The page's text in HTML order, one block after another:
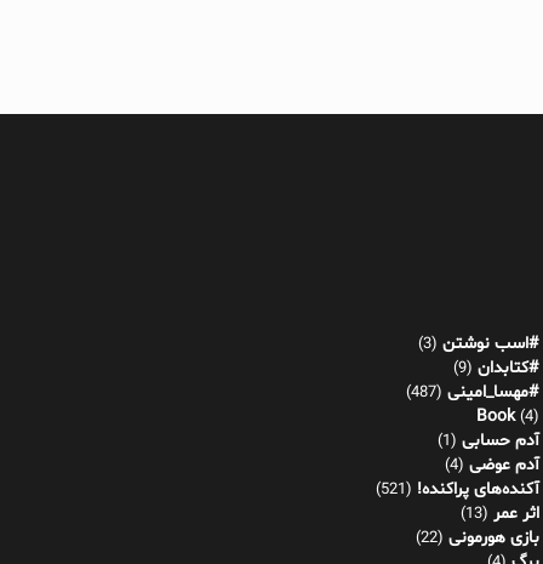
#اسب نوشتن (3)
#کتابدان (9)
#مهسا_امینی (487)
Book(4)
آدم حسابی (1)
آدم عوضی (4)
آکنده‌های پراکنده! (521)
اثر عمر (13)
بازی هورمونی (22)